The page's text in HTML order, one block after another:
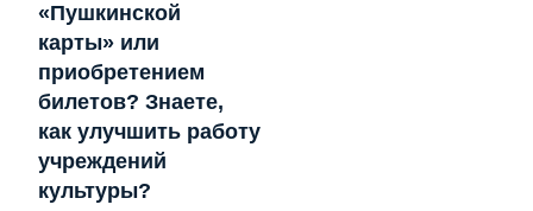
«Пушкинской
карты» или
приобретением
билетов? Знаете,
как улучшить работу
учреждений
культуры?